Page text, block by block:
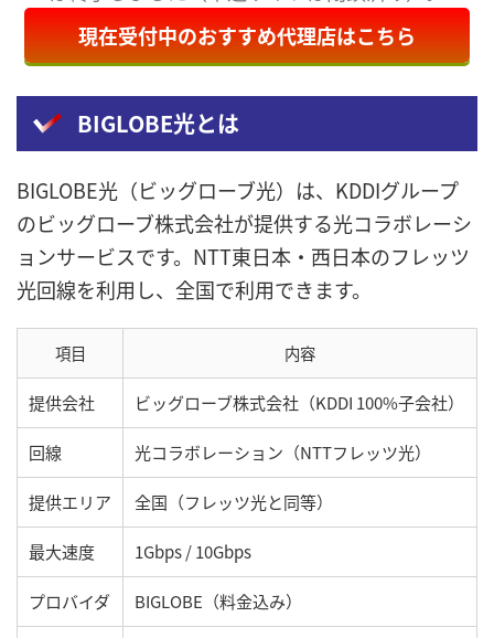
現在受付中のおすすめ代理店はこちら
BIGLOBE光とは
BIGLOBE光（ビッグローブ光）は、KDDIグループ
のビッグローブ株式会社が提供する光コラボレーシ
ョンサービスです。NTT東日本・西日本のフレッツ
光回線を利用し、全国で利用できます。
項目 内容
提供会社 ビッグローブ株式会社（KDDI 100%子会社）
回線 光コラボレーション（NTTフレッツ光）
提供エリア 全国（フレッツ光と同等）
最大速度 1Gbps / 10Gbps
プロバイダ BIGLOBE（料金込み）